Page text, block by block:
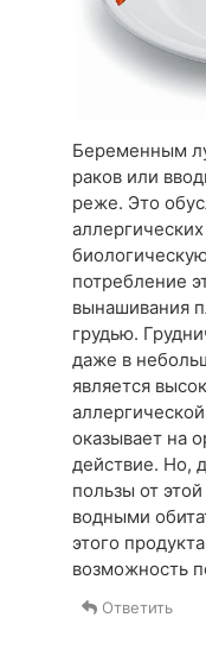
Беременным
раков или
реже. Это
потребление
вынашивания
грудью.
даже в
является
оказывает на
действие. Но,
пользы от
водными
этого
возможность
Ответить